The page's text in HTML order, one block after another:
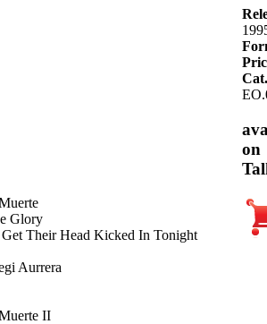
Glory
Get Their Head Kicked In Tonight
Aurrera
II
on